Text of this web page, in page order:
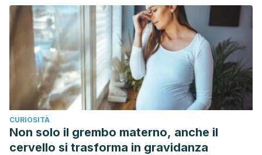
CURIOSITÀ
Non solo il grembo materno, anche il
cervello si trasforma in gravidanza